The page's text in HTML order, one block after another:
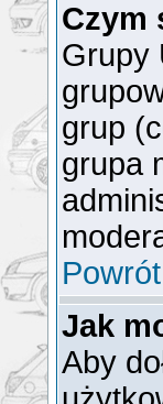
Czym
Grupy
grup
grupa
Jak
Aby